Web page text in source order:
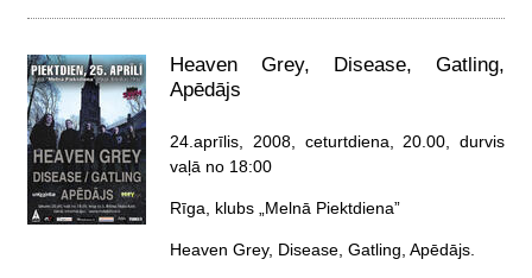
Heaven Grey, Disease, Gatling,
Apēdājs
24.aprīlis, 2008, ceturtdiena , 20.00, durvis
vaļā no 18:00
Rīga, klubs „Melnā Piektdiena”
Heaven Grey, Disease, Gatling, Apēdājs.